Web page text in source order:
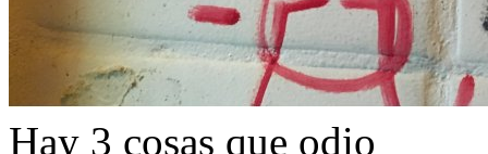
Hay 3 cosas que odio